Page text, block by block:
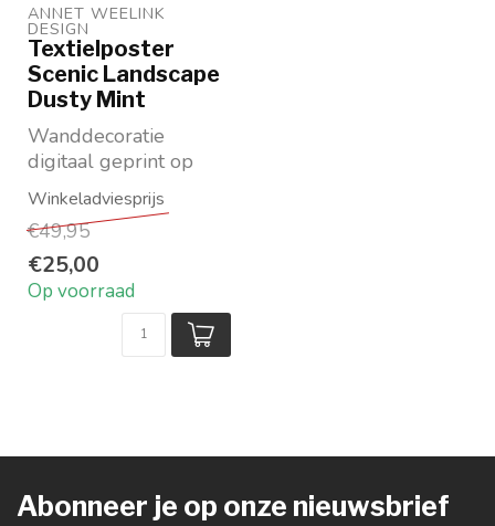
ANNET WEELINK
DESIGN
Textielposter
Scenic Landscape
Dusty Mint
Wanddecoratie
digitaal geprint op
textiel
Beschikbaar in
meerdere maten
Inclus...
€49,95
€25,00
Op voorraad
Abonneer je op onze nieuwsbrief